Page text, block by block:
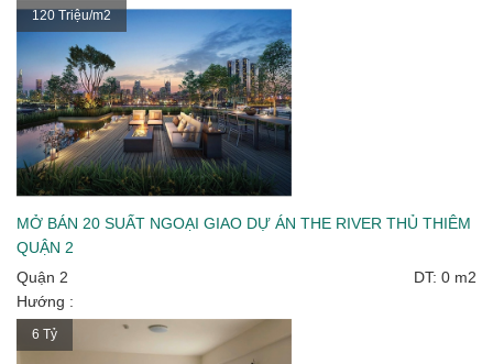
120 Triệu/m2
MỞ BÁN 20 SUẤT NGOẠI GIAO DỰ ÁN THE RIVER THỦ THIÊM
QUẬN 2
Quận 2
DT: 0 m2
Hướng :
6 Tỷ